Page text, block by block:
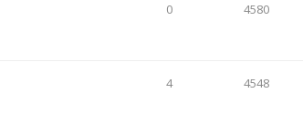
0 4580
4 4548